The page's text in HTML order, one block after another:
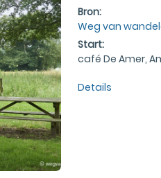
Bron:
Weg van
Start:
café De Amer,
Details